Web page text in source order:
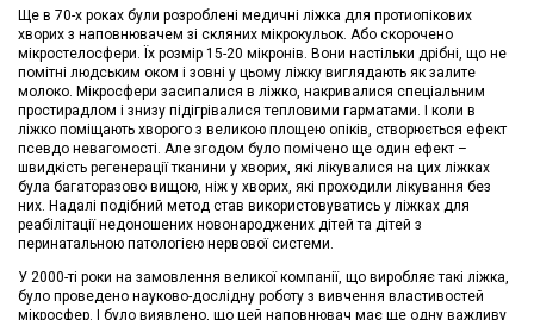
Ще в 70-х роках були розроблені медичні ліжка для протиопікових
хворих з наповнювачем зі скляних мікрокульок. Або скорочено
мікростелосфери. Їх розмір 15-20 мікронів. Вони настільки дрібні, що не
помітні людським оком і зовні у цьому ліжку виглядають як залите
молоко. Мікросфери засипалися в ліжко, накривалися спеціальним
простирадлом і знизу підігрівалися тепловими гарматами. І коли в
ліжко поміщають хворого з великою площею опіків, створюється ефект
псевдо невагомості. Але згодом було помічено ще один ефект –
швидкість регенерації тканини у хворих, які лікувалися на цих ліжках
була багаторазово вищою, ніж у хворих, які проходили лікування без
них. Надалі подібний метод став використовуватись у ліжках для
реабілітації недоношених новонароджених дітей та дітей з
перинатальною патологією нервової системи.
У 2000-ті роки на замовлення великої компанії, що виробляє такі ліжка,
було проведено науково-дослідну роботу з вивчення властивостей
мікросфер. І було виявлено, що цей наповнювач має ще одну важливу